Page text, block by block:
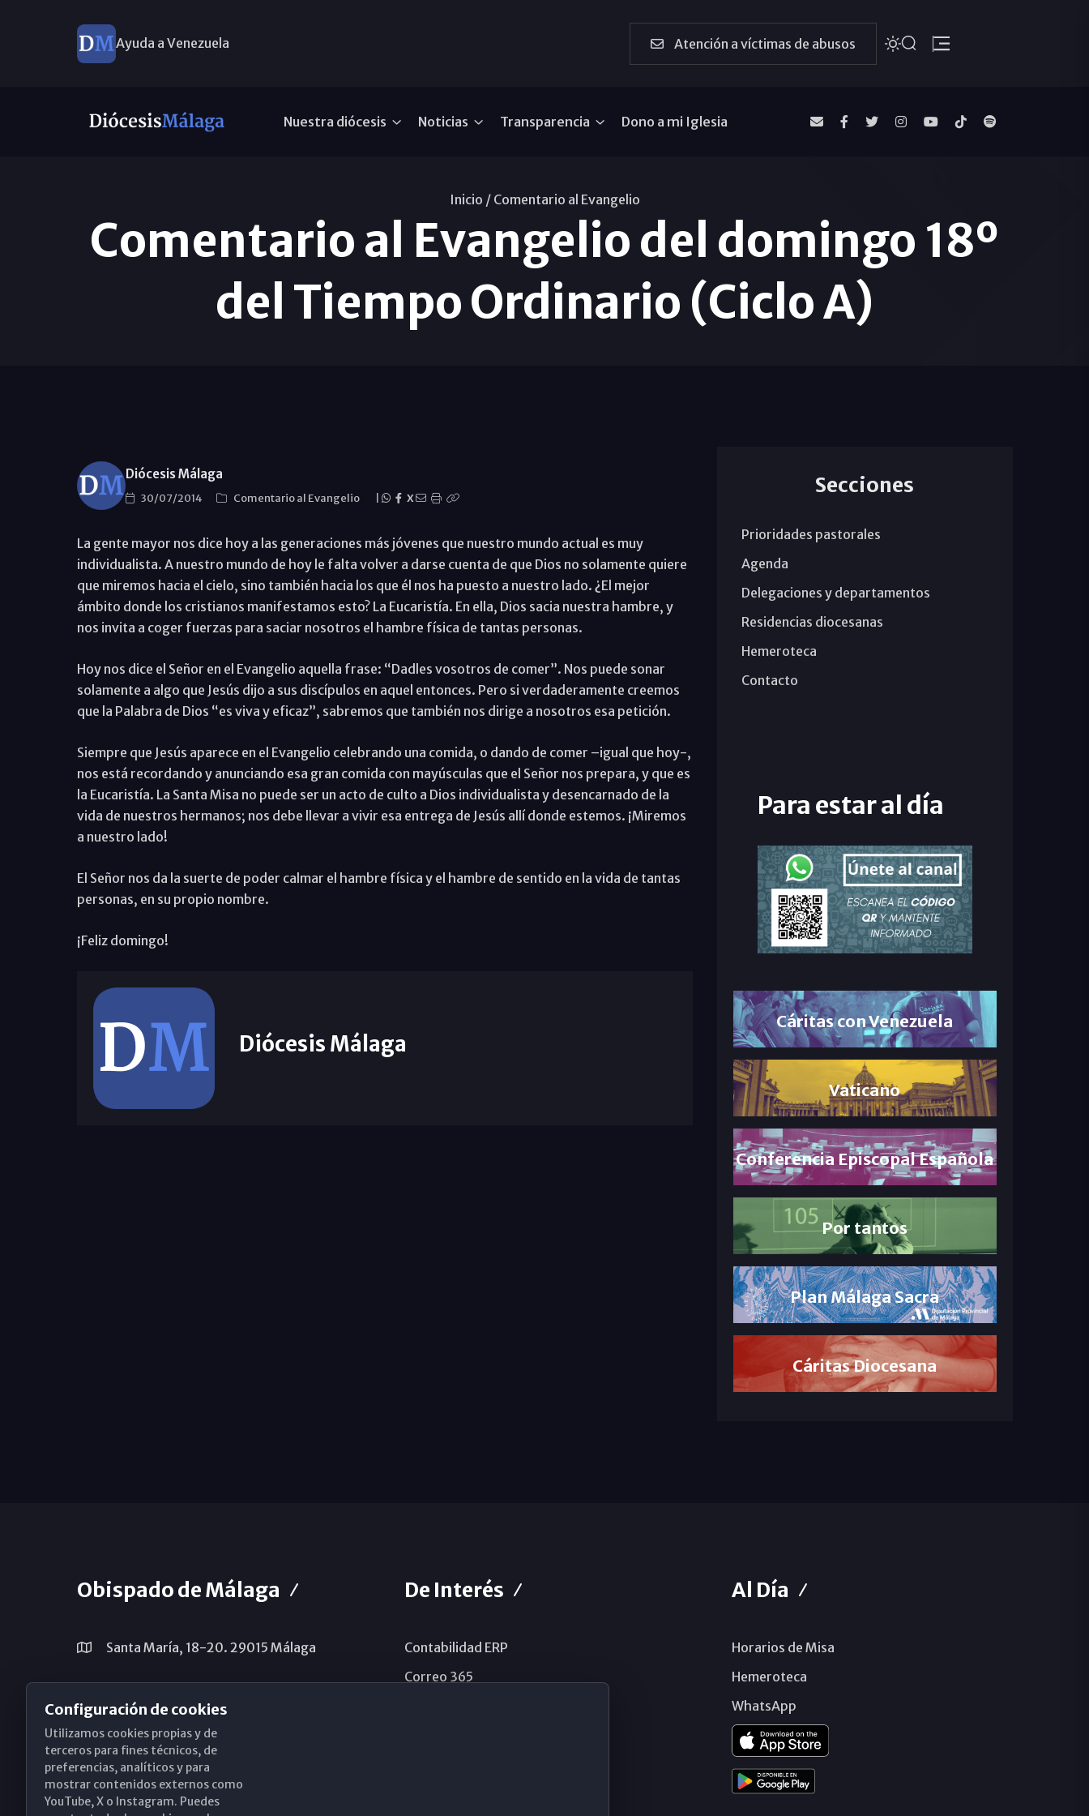
Ayuda a Venezuela Atención a víctimas de abusos
Nuestra diócesis Noticias Transparencia Dono a mi Iglesia
Inicio / Comentario al Evangelio
Comentario al Evangelio del domingo 18º
del Tiempo Ordinario (Ciclo A)
Diócesis Málaga
30/07/2014 Comentario al Evangelio X
La gente mayor nos dice hoy a las generaciones más jóvenes que nuestro mundo actual es muy
individualista. A nuestro mundo de hoy le falta volver a darse cuenta de que Dios no solamente quiere
que miremos hacia el cielo, sino también hacia los que él nos ha puesto a nuestro lado. ¿El mejor
ámbito donde los cristianos manifestamos esto? La Eucaristía. En ella, Dios sacia nuestra hambre, y
nos invita a coger fuerzas para saciar nosotros el hambre física de tantas personas.
Hoy nos dice el Señor en el Evangelio aquella frase: “Dadles vosotros de comer”. Nos puede sonar
solamente a algo que Jesús dijo a sus discípulos en aquel entonces. Pero si verdaderamente creemos
que la Palabra de Dios “es viva y eficaz”, sabremos que también nos dirige a nosotros esa petición.
Siempre que Jesús aparece en el Evangelio celebrando una comida, o dando de comer –igual que hoy-,
nos está recordando y anunciando esa gran comida con mayúsculas que el Señor nos prepara, y que es
la Eucaristía. La Santa Misa no puede ser un acto de culto a Dios individualista y desencarnado de la
vida de nuestros hermanos; nos debe llevar a vivir esa entrega de Jesús allí donde estemos. ¡Miremos
a nuestro lado!
El Señor nos da la suerte de poder calmar el hambre física y el hambre de sentido en la vida de tantas
personas, en su propio nombre.
¡Feliz domingo!
Diócesis Málaga
Secciones
Prioridades pastorales
Agenda
Delegaciones y departamentos
Residencias diocesanas
Hemeroteca
Contacto
Para estar al día
Cáritas con Venezuela
Vaticano
Conferencia Episcopal Española
Por tantos
Plan Málaga Sacra
Cáritas Diocesana
Obispado de Málaga
Santa María, 18-20. 29015 Málaga
(+34) 952 224 386
obispado@diocesismalaga.es
De Interés
Contabilidad ERP
Correo 365
Al Día
Horarios de Misa
Hemeroteca
WhatsApp
Configuración de cookies
Utilizamos cookies propias y de
terceros para fines técnicos, de
preferencias, analíticos y para
mostrar contenidos externos como
YouTube, X o Instagram. Puedes